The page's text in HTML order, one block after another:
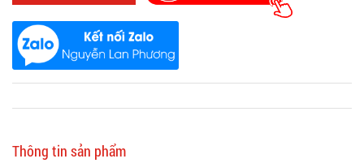
Thông tin sản phẩm